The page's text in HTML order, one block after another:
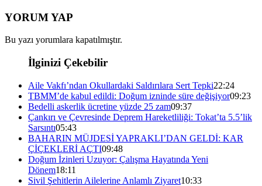
YORUM YAP
Bu yazı yorumlara kapatılmıştır.
İlginizi Çekebilir
Aile Vakfı’ndan Okullardaki Saldırılara Sert Tepki22:24
TBMM’de kabul edildi: Doğum izninde süre değişiyor09:23
Bedelli askerlik ücretine yüzde 25 zam09:37
Çankırı ve Çevresinde Deprem Hareketliliği: Tokat’ta 5.5’lik
Sarsıntı05:43
BAHARIN MÜJDESİ YAPRAKLI’DAN GELDİ: KAR
ÇİÇEKLERİ AÇTI09:48
Doğum İzinleri Uzuyor: Çalışma Hayatında Yeni
Dönem18:11
Sivil Şehitlerin Ailelerine Anlamlı Ziyaret10:33